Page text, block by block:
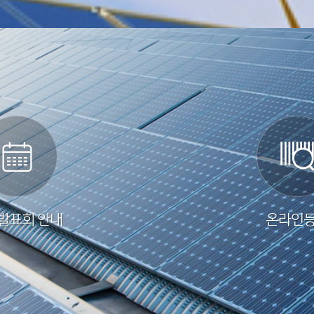
표회 안내 온라인